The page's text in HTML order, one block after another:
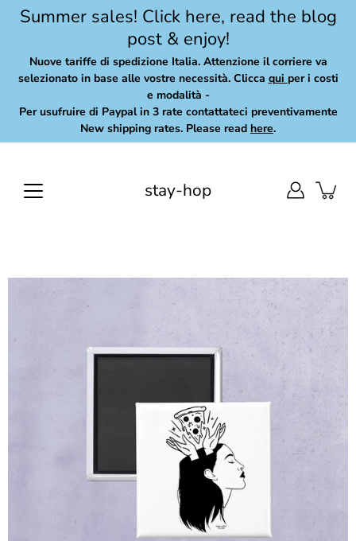
SkipSummer sales! Click here, read the blog
post & enjoy!
Nuove tariffe di spedizione Italia. Attenzione il corriere va
selezionato in base alle vostre necessità. Clicca qui per i costi
e modalità -
Per usufruire di Paypal in 3 rate contattateci preventivamente
New shipping rates. Please read here.
stay-hop